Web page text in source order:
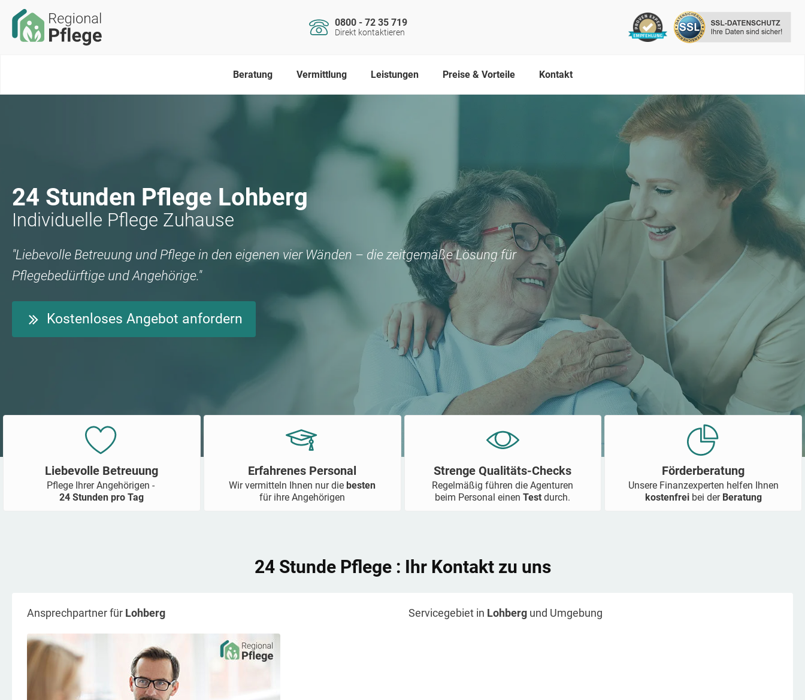
0800 - 72 35 719
Direkt kontaktieren
Beratung Vermittlung Leistungen Preise & Vorteile Kontakt
24 Stunden Pflege Lohberg
Individuelle Pflege Zuhause
"Liebevolle Betreuung und Pflege in den eigenen vier Wänden – die zeitgemäße Lösung für
Pflegebedürftige und Angehörige."
Kostenloses Angebot anfordern
Liebevolle Betreuung
Pflege Ihrer Angehörigen -
24 Stunden pro Tag
Erfahrenes Personal
Wir vermitteln Ihnen nur diebesten
für ihre Angehörigen
Strenge Qualitäts-Checks
Regelmäßig führen die Agenturen
beim Personal einenTestdurch.
Förderberatung
Unsere Finanzexperten helfen Ihnen
kostenfrei bei der Beratung
24 Stunde Pflege : Ihr Kontakt zu uns
Ansprechpartner für Lohberg Servicegebiet in Lohberg und Umgebung